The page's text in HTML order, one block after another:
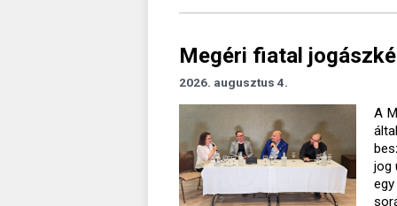
Megéri fiatal
2026. augusztus 4.
A
jog